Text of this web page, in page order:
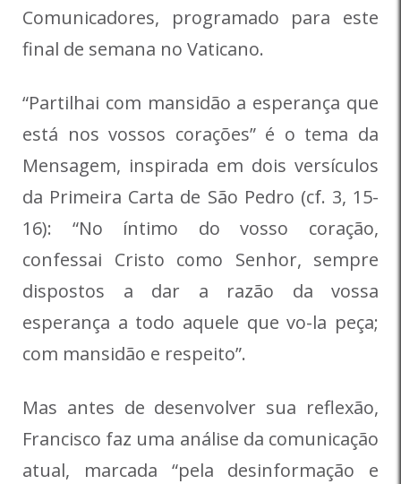
Comunicadores, programado para este
final de semana no Vaticano.
“Partilhai com mansidão a esperança que
está nos vossos corações” é o tema da
Mensagem, inspirada em dois versículos
da Primeira Carta de São Pedro (cf. 3, 15-
16): “No íntimo do vosso coração,
confessai Cristo como Senhor, sempre
dispostos a dar a razão da vossa
esperança a todo aquele que vo-la peça;
com mansidão e respeito”.
Mas antes de desenvolver sua reflexão,
Francisco faz uma análise da comunicação
atual, marcada “pela desinformação e